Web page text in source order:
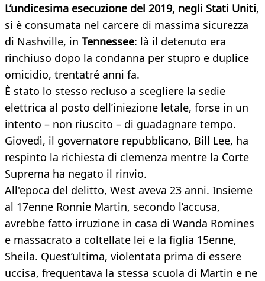
L’undicesima esecuzione del 2019, negli Stati Uniti,
si è consumata nel carcere di massima sicurezza
di Nashville, in Tennessee: là il detenuto era
rinchiuso dopo la condanna per stupro e duplice
omicidio, trentatré anni fa.
È stato lo stesso recluso a scegliere la sedie
elettrica al posto dell’iniezione letale, forse in un
intento – non riuscito – di guadagnare tempo.
Giovedì, il governatore repubblicano, Bill Lee, ha
respinto la richiesta di clemenza mentre la Corte
Suprema ha negato il rinvio.
All'epoca del delitto, West aveva 23 anni. Insieme
al 17enne Ronnie Martin, secondo l’accusa,
avrebbe fatto irruzione in casa di Wanda Romines
e massacrato a coltellate lei e la figlia 15enne,
Sheila. Quest’ultima, violentata prima di essere
uccisa, frequentava la stessa scuola di Martin e ne